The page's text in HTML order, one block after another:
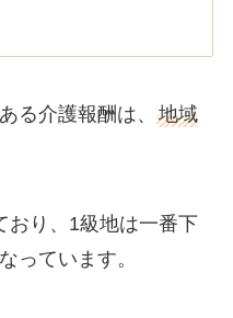
る介護報酬は、 地域
おり、1級地は一番下
っています。